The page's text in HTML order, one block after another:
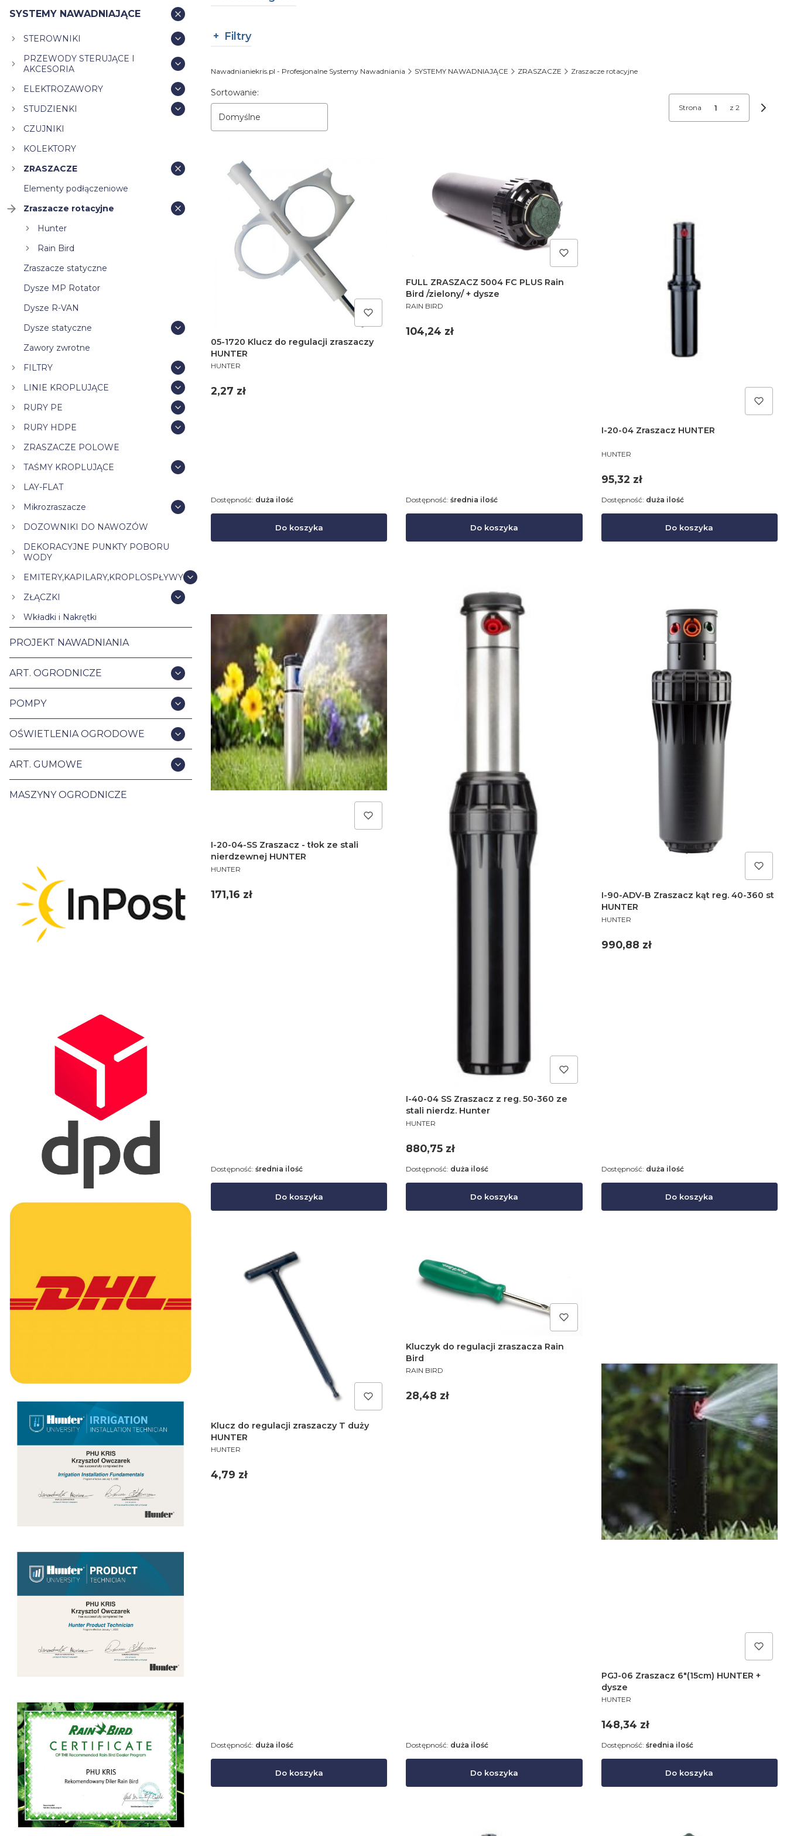
SYSTEMY NAWADNIAJĄCE
STEROWNIKI
PRZEWODY STERUJĄCE I
AKCESORIA
ELEKTROZAWORY
STUDZIENKI
CZUJNIKI
KOLEKTORY
ZRASZACZE
Elementy podłączeniowe
Zraszacze rotacyjne
Hunter
Rain Bird
Zraszacze statyczne
Dysze MP Rotator
Dysze R-VAN
Dysze statyczne
Zawory zwrotne
FILTRY
LINIE KROPLUJĄCE
RURY PE
RURY HDPE
ZRASZACZE POLOWE
TAŚMY KROPLUJĄCE
LAY-FLAT
Mikrozraszacze
DOZOWNIKI DO NAWOZÓW
DEKORACYJNE PUNKTY POBORU
WODY
EMITERY,KAPILARY,KROPLOSPŁYWY
ZŁĄCZKI
Wkładki i Nakrętki
PROJEKT NAWADNIANIA
ART. OGRODNICZE
POMPY
OŚWIETLENIA OGRODOWE
ART. GUMOWE
MASZYNY OGRODNICZE
Filtry
Nawadnianiekris.pl - Profesjonalne Systemy Nawadniania SYSTEMY NAWADNIAJĄCE ZRASZACZE Zraszacze rotacyjne
Lista produktów
Sortowanie:
Domyślne
Strona z 2
05-1720 Klucz do regulacji zraszaczy
HUNTER
PRODUCENT
HUNTER
Cena
2,27 zł
Do koszyka
Dostępność: duża ilość
FULL ZRASZACZ 5004 FC PLUS Rain
Bird /zielony/ + dysze
PRODUCENT
RAIN BIRD
Cena
104,24 zł
Do koszyka
Dostępność:średnia ilość
I-20-04 Zraszacz HUNTER
PRODUCENT
HUNTER
Cena
95,32 zł
Do koszyka
Dostępność: duża ilość
I-20-04-SS Zraszacz - tłok ze stali
nierdzewnej HUNTER
PRODUCENT
HUNTER
Cena
171,16 zł
Do koszyka
Dostępność: średnia ilość
I-40-04 SS Zraszacz z reg. 50-360 ze
stali nierdz. Hunter
PRODUCENT
HUNTER
Cena
880,75 zł
Do koszyka
Dostępność: duża ilość
I-90-ADV-B Zraszacz kąt reg. 40-360 st
HUNTER
PRODUCENT
HUNTER
Cena
990,88 zł
Do koszyka
Dostępność: duża ilość
Klucz do regulacji zraszaczy T duży
HUNTER
PRODUCENT
HUNTER
Cena
4,79 zł
Do koszyka
Dostępność: duża ilość
Kluczyk do regulacji zraszacza Rain
Bird
PRODUCENT
RAIN BIRD
Cena
28,48 zł
Do koszyka
Dostępność: duża ilość
PGJ-06 Zraszacz 6"(15cm) HUNTER +
dysze
PRODUCENT
HUNTER
Cena
148,34 zł
Do koszyka
Dostępność: średnia ilość